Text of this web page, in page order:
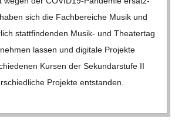
sich die Fach­be­rei­che Musik und
statt­fin­den­den Musik- und Thea­ter­tag
neh­men las­sen und digi­tale Pro­jekte
Kur­sen der Sekun­dar­stufe II
Pro­jekte ent­stan­den.